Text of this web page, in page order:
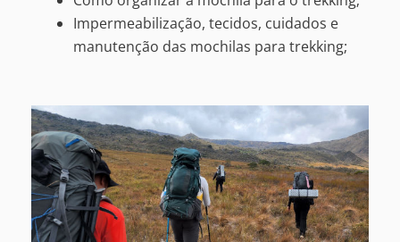
Impermeabilização, tecidos, cuidados e
manutenção das mochilas para trekking;